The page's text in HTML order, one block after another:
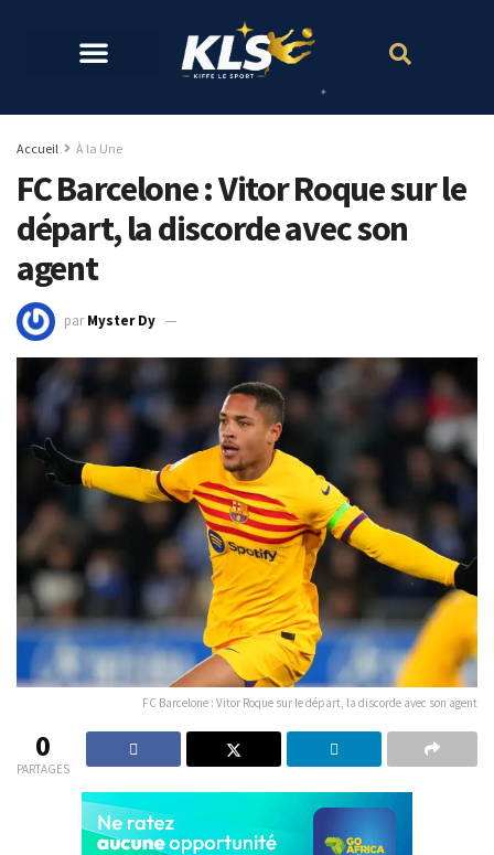
Accueil À la Une
FC Barcelone : Vitor Roque sur le
départ, la discorde avec son
agent
par Myster Dy
FC Barcelone : Vitor Roque sur le départ, la discorde avec son agent
0
PARTAGES